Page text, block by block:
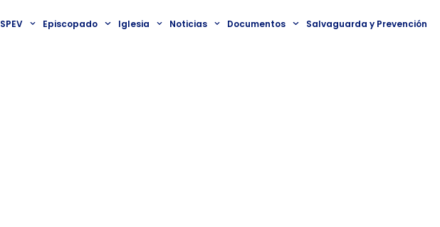
SPEV Episcopado Iglesia Noticias Documentos Salvaguarda y Prevención